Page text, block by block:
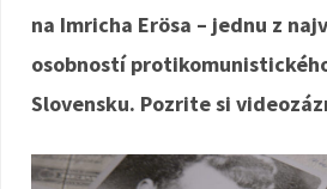
na Imricha Erösa – jednu z
osobností
Slovensku. Pozrite si